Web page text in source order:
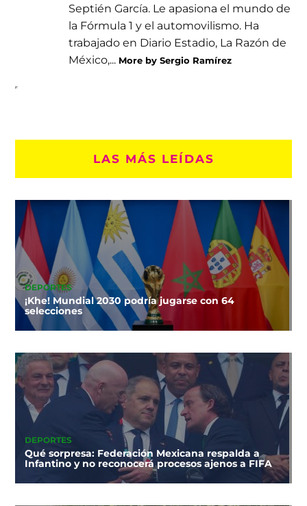
Septién García. Le apasiona el mundo de
la Fórmula 1 y el automovilismo. Ha
trabajado en Diario Estadio, La Razón de
México,... More by Sergio Ramírez
LAS MÁS LEÍDAS
DEPORTES
¡Khe! Mundial 2030 podría jugarse con 64
selecciones
DEPORTES
Qué sorpresa: Federación Mexicana respalda a
Infantino y no reconocerá procesos ajenos a FIFA